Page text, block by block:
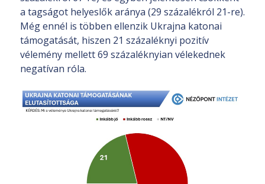
a tagságot helyeslők aránya (29 százalékról 21-re).
Még ennél is többen ellenzik Ukrajna katonai
támogatását, hiszen 21 százaléknyi pozitív
vélemény mellett 69 százaléknyian vélekednek
negatívan róla.